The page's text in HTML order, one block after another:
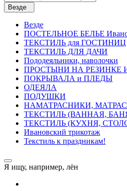
Везде
Везде
ПОСТЕЛЬНОE БЕЛЬE
ТЕКСТИЛЬ для ГОСТИНИЦ
ТЕКСТИЛЬ ДЛЯ ДАЧИ
Пододеяльники, наволочки
ПРОСТЫНИ НА РЕЗИНКЕ
ПОКРЫВАЛА и ПЛЕДЫ
ОДЕЯЛА
ПОДУШКИ
НАМАТРАСНИКИ,
ТЕКСТИЛЬ (ВАННАЯ,
ТЕКСТИЛЬ (КУХНЯ,
Ивановский трикотаж
Текстиль к праздникам!
Я ищу, например, лён